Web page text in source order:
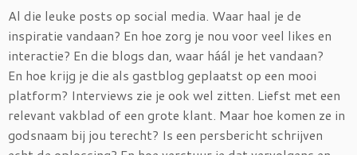
Al die leuke posts op social media. Waar haal je de
inspiratie vandaan? En hoe zorg je nou voor veel likes en
interactie? En die blogs dan, waar háál je het vandaan?
En hoe krijg je die als gastblog geplaatst op een mooi
platform? Interviews zie je ook wel zitten. Liefst met een
relevant vakblad of een grote klant. Maar hoe komen ze in
godsnaam bij jou terecht? Is een persbericht schrijven